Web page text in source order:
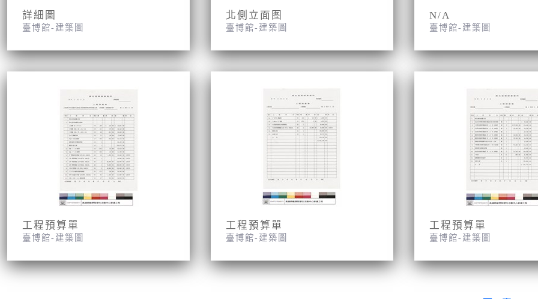
詳細圖
臺博館-建築圖
北側立面图
臺博館-建築圖
N/A
臺博館-建築圖
工程預算單
臺博館-建築圖
工程預算單
臺博館-建築圖
工程預算單
臺博館-建築圖